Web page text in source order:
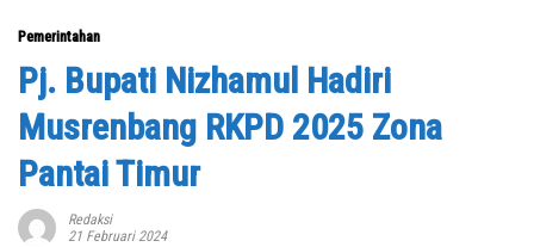
Pemerintahan
Pj. Bupati Nizhamul Hadiri
Musrenbang RKPD 2025 Zona
Pantai Timur
Redaksi
21 Februari 2024